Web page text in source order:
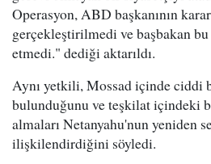
Operasyon, ABD başkanının
gerçekleştirilmedi ve başbakan
etmedi." dediği aktarıldı.
Aynı yetkili, Mossad içinde ciddi
bulunduğunu ve teşkilat içindeki
almaları Netanyahu'nun yeniden
ilişkilendirdiğini söyledi.